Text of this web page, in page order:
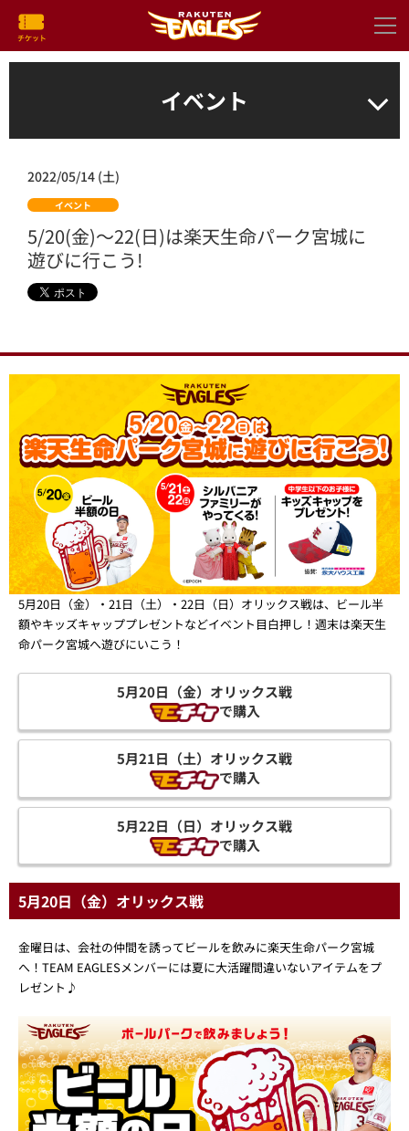
イベント
2022/05/14 (土)
イベント
5/20(金)～22(日)は楽天生命パーク宮城に
遊びに行こう!
5月20日（金）・21日（土）・22日（日）オリックス戦は、ビール半
額やキッズキャッププレゼントなどイベント目白押し！週末は楽天生
命パーク宮城へ遊びにいこう！
5月20日（金）オリックス戦
で購入
5月21日（土）オリックス戦
で購入
5月22日（日）オリックス戦
で購入
5月20日（金）オリックス戦
金曜日は、会社の仲間を誘ってビールを飲みに楽天生命パーク宮城
へ！TEAM EAGLESメンバーには夏に大活躍間違いないアイテムをプ
レゼント♪